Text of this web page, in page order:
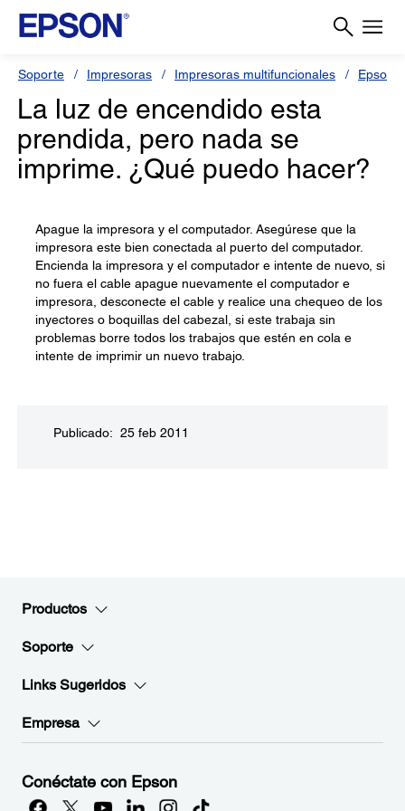
Soporte Impresoras Impresoras multifuncionales Epson
La luz de encendido esta
prendida, pero nada se
imprime. ¿Qué puedo hacer?
Apague la impresora y el computador. Asegúrese que la
impresora este bien conectada al puerto del computador.
Encienda la impresora y el computador e intente de nuevo, si
no fuera el cable apague nuevamente el computador e
impresora, desconecte el cable y realice una chequeo de los
inyectores o boquillas del cabezal, si este trabaja sin
problemas borre todos los trabajos que estén en cola e
intente de imprimir un nuevo trabajo.
Publicado: 25 feb 2011
Productos
Soporte
Links Sugeridos
Empresa
Conéctate con Epson